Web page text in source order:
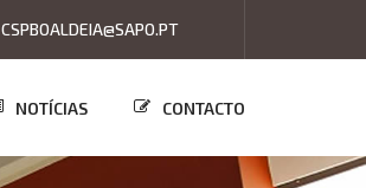
CSPBOALDEIA@SAPO.PT
NOTÍCIAS CONTACTO